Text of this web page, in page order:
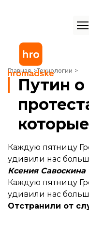
Главная Технологии
Путин о мучениках
Путин
Каждую пятницу
удивили нас
Ксения Савоскина
Каждую пятницу
удивили нас
Отстранили от